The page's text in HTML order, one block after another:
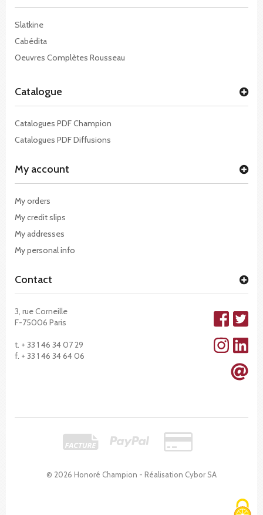
© 2026 Honoré Champion - Réalisation Cybor SA
Slatkine
Cabédita
Oeuvres Complètes Rousseau
Catalogue
Catalogues PDF Champion
Catalogues PDF Diffusions
My account
My orders
My credit slips
My addresses
My personal info
Contact
3, rue Corneille
F-75006 Paris
t. + 33 1 46 34 07 29
f. + 33 1 46 34 64 06